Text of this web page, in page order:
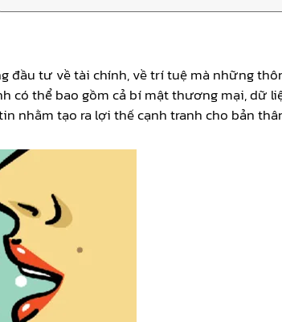
đầu tư về tài chính, về trí tuệ mà những
có thể bao gồm cả bí mật thương mại, dữ
nhằm tạo ra lợi thế cạnh tranh cho bản